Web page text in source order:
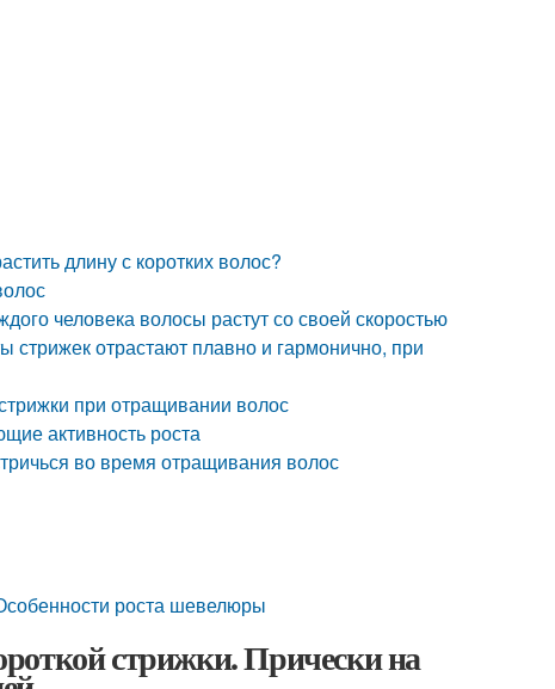
длину с коротких волос?
человека волосы растут со своей скоростью
отрастают плавно и гармонично, при
при отращивании волос
активность роста
во время отращивания волос
роста шевелюры
стрижки. Прически на